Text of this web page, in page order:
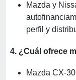
Mazda y
perfil y
4. ¿Cuál ofrece
Mazda CX-